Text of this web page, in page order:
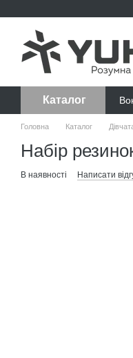
Каталог
Головна Каталог
Набір
В наявності Написати